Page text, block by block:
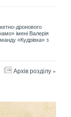
дронового
імені Валерія
«Кудрівка» з
Архів розділу »